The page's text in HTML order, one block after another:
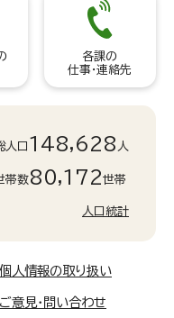
各課の
仕事・連絡先
人口 148,628 人
帯数80,172世帯
人口統計
個人情報の取り扱い
ご意見・問い合わせ